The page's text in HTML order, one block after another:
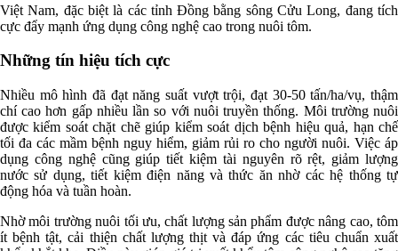
Việt Nam, đặc biệt là các tỉnh Đồng bằng sông Cửu Long, đang tích
cực đẩy mạnh ứng dụng công nghệ cao trong nuôi tôm.
Những tín hiệu tích cực
Nhiều mô hình đã đạt năng suất vượt trội, đạt 30-50 tấn/ha/vụ, thậm
chí cao hơn gấp nhiều lần so với nuôi truyền thống. Môi trường nuôi
được kiểm soát chặt chẽ giúp kiểm soát dịch bệnh hiệu quả, hạn chế
tối đa các mầm bệnh nguy hiểm, giảm rủi ro cho người nuôi. Việc áp
dụng công nghệ cũng giúp tiết kiệm tài nguyên rõ rệt, giảm lượng
nước sử dụng, tiết kiệm điện năng và thức ăn nhờ các hệ thống tự
động hóa và tuần hoàn.
Nhờ môi trường nuôi tối ưu, chất lượng sản phẩm được nâng cao, tôm
ít bệnh tật, cải thiện chất lượng thịt và đáp ứng các tiêu chuẩn xuất